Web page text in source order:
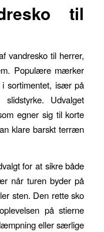
til
vandresko til herrer,
Populære mærker
sortimentet, især på
Udvalget
egner sig til korte
klare barskt terræn
for at sikre både
når turen byder på
sten. Den rette sko
på stierne
eller særlige